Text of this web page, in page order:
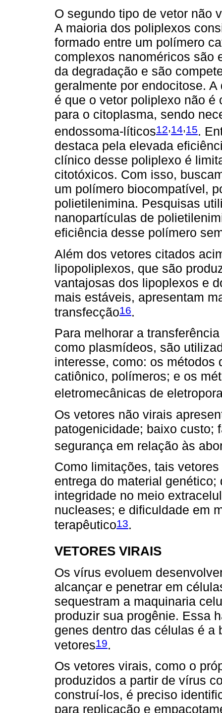
O segundo tipo de vetor não
A maioria dos poliplexos
formado entre um polímero
complexos nanoméricos são
da degradação e são
geralmente por endocitose.
é que o vetor poliplexo não é
para o citoplasma, sendo
endossoma-líticos12,14,15.
destaca pela elevada
clínico desse poliplexo é
citotóxicos. Com isso,
um polímero biocompatível,
polietilenimina. Pesquisas
nanopartículas de
eficiência desse polímero
Além dos vetores citados
lipopoliplexos, que são
vantajosas dos lipoplexos e
mais estáveis, apresentam
transfecção16.
Para melhorar a
como plasmídeos, são
interesse, como: os
catiônico, polímeros; e os
eletromecânicas de
Os vetores não virais
patogenicidade; baixo custo;
segurança em relação às
Como limitações, tais
entrega do material
integridade no meio
nucleases; e dificuldade em
terapêutico13.
VETORES VIRAIS
Os vírus evoluem
alcançar e penetrar em
sequestram a maquinaria
produzir sua progênie. Essa
genes dentro das células é a
vetores19.
Os vetores virais, como o
produzidos a partir de vírus
construí-los, é preciso
para replicação e